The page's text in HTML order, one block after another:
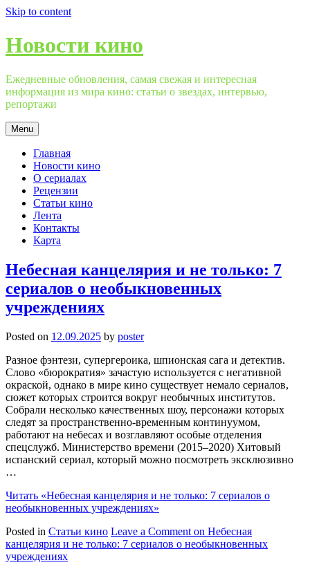
Skip to content
Новости кино
Ежедневные обновления, самая свежая и интересная
информация из мира кино: статьи о звездах, интервью,
репортажи
Menu
Главная
Новости кино
О сериалах
Рецензии
Статьи кино
Лента
Контакты
Карта
Небесная канцелярия и не только: 7
сериалов о необыкновенных
учреждениях
Posted on 12.09.2025 by poster
Разное фэнтези, супергероика, шпионская сага и детектив.
Слово «бюрократия» зачастую используется с негативной
окраской, однако в мире кино существует немало сериалов,
сюжет которых строится вокруг необычных институтов.
Собрали несколько качественных шоу, персонажи которых
следят за пространственно-временным континуумом,
работают на небесах и возглавляют особые отделения
спецслужб. Министерство времени (2015–2020) Хитовый
испанский сериал, который можно посмотреть эксклюзивно
…
Читать «Небесная канцелярия и не только: 7 сериалов о
необыкновенных учреждениях»
Posted in Статьи кино Leave a Comment on Небесная
канцелярия и не только: 7 сериалов о необыкновенных
учреждениях